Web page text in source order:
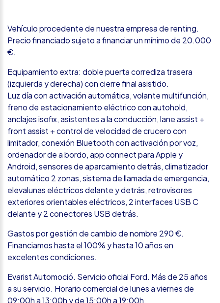
Vehículo procedente de nuestra empresa de renting.
Precio financiado sujeto a financiar un mínimo de 20.000
€.
Equipamiento extra: doble puerta corrediza trasera
(izquierda y derecha) con cierre final asistido.
Luz día con activación automática, volante multifunción,
freno de estacionamiento eléctrico con autohold,
anclajes isofix, asistentes a la conducción, lane assist +
front assist + control de velocidad de crucero con
limitador, conexión Bluetooth con activación por voz,
ordenador de a bordo, app connect para Apple y
Android, sensores de aparcamiento detrás, climatizador
automático 2 zonas, sistema de llamada de emergencia,
elevalunas eléctricos delante y detrás, retrovisores
exteriores orientables eléctricos, 2 interfaces USB C
delante y 2 conectores USB detrás.
Gastos por gestión de cambio de nombre 290 €.
Financiamos hasta el 100% y hasta 10 años en
excelentes condiciones.
Evarist Automoció. Servicio oficial Ford. Más de 25 años
a su servicio. Horario comercial de lunes a viernes de
09:00h a 13:00h y de 15:00h a 19:00h.